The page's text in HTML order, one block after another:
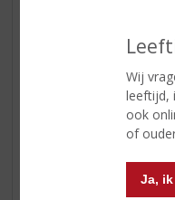
Wij
leeftijd,
ook
of
Ja,